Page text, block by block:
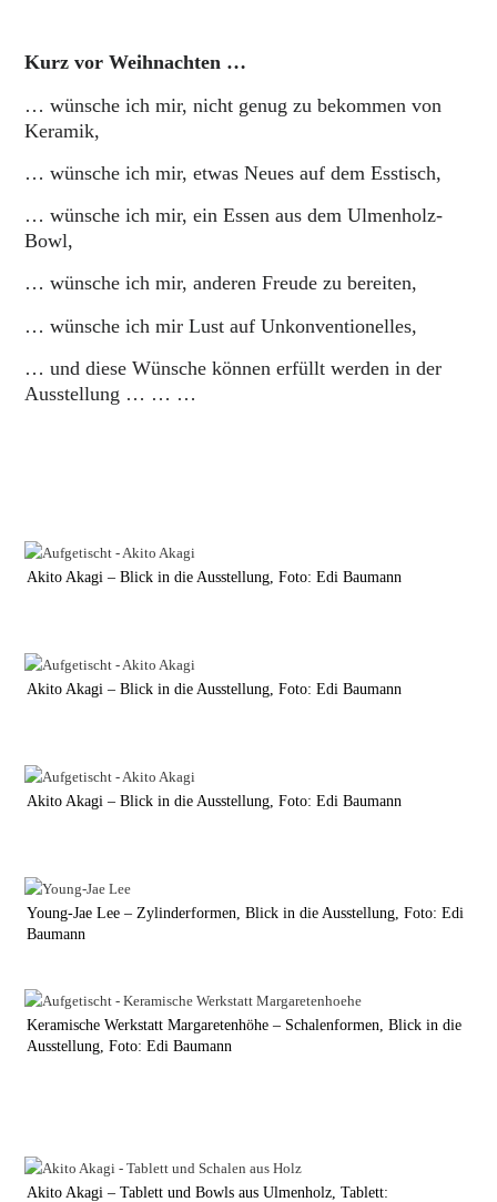
Kurz vor Weihnachten …
… wünsche ich mir, nicht genug zu bekommen von
Keramik,
… wünsche ich mir, etwas Neues auf dem Esstisch,
… wünsche ich mir, ein Essen aus dem Ulmenholz-
Bowl,
… wünsche ich mir, anderen Freude zu bereiten,
… wünsche ich mir Lust auf Unkonventionelles,
… und diese Wünsche können erfüllt werden in der
Ausstellung … … …
Akito Akagi – Blick in die Ausstellung, Foto: Edi Baumann
Akito Akagi – Blick in die Ausstellung, Foto: Edi Baumann
Akito Akagi – Blick in die Ausstellung, Foto: Edi Baumann
Young-Jae Lee – Zylinderformen, Blick in die Ausstellung, Foto: Edi
Baumann
Keramische Werkstatt Margaretenhöhe – Schalenformen, Blick in die
Ausstellung, Foto: Edi Baumann
Akito Akagi – Tablett und Bowls aus Ulmenholz, Tablett: